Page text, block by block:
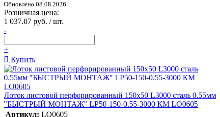
Обновлено 08.08.2026
Розничная цена:
1 037.07 руб. / шт.
-
+
Купить
Лоток листовой перфорированный 150х50 L3000 сталь 0.55мм
"БЫСТРЫЙ МОНТАЖ" LP50-150-0.55-3000 КМ LO0605
Артикул: LO0605